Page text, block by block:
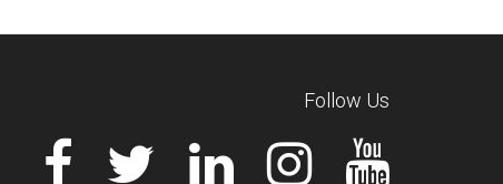
Follow Us